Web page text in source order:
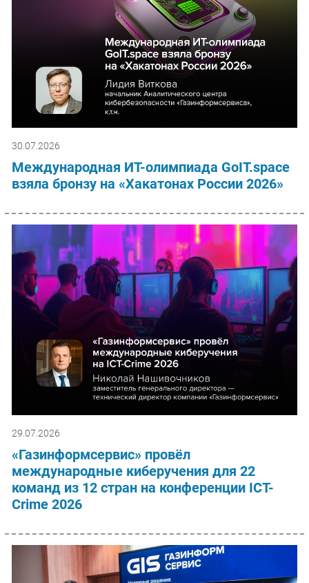
30.07.2026
Международная ИТ-олимпиада GoIT.space
взяла бронзу на «Хакатонах России 2026»
29.07.2026
«Газинформсервис» провёл
международные киберучения для 22
команд из 12 стран на конференции ICT-
Crime 2026